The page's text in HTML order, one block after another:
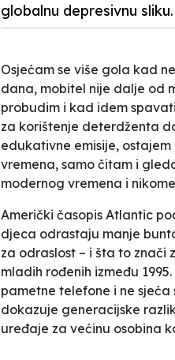
globalnu depresivnu sliku.
Osjećam se više gola kad
dana, mobitel nije dalje od
probudim i kad idem
za korištenje deterdženta
edukativne emisije,
vremena, samo čitam i
modernog vremena i
Američki časopis Atlantic
djeca odrastaju manje
za odraslost – i šta to znači
mladih rođenih između
pametne telefone i ne
dokazuje generacijske
uređaje za većinu osobina